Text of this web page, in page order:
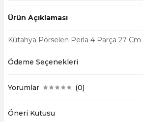
Ürün Açıklaması
Kütahya Porselen Perla 4 Parça 27 Cm
Ödeme Seçenekleri
Yorumlar (0)
Öneri Kutusu